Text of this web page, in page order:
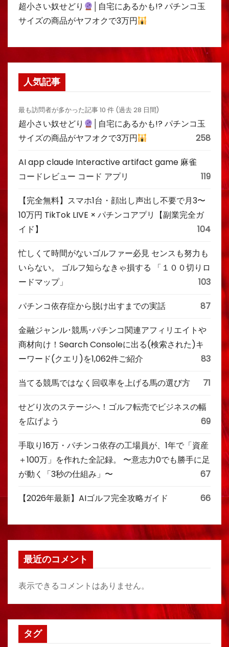
超小さい奴せどり
│自宅にあるかも!? パチンコ玉
サイズの商品がヤフオクで3万円
人気記事
最も訪問者が多かった記事 10 件 (過去 28 日間)
超小さい奴せどり
│自宅にあるかも!? パチンコ玉
サイズの商品がヤフオクで3万円
258
AI app claude Interactive artifact game 麻雀
コードレビュー コード アプリ
119
【完全無料】スマホ1台・顔出し声出し不要で月3〜
10万円 TikTok LIVE × パチンコアプリ【副業完全ガ
イド】
104
忙しくて時間がないゴルファー必見 センスも努力も
いらない。 ゴルフ知らなきゃ損する 「１００切りロ
ードマップ」
103
パチンコ依存症から脱け出すまでの実話 87
金融ジャンル･競馬･パチンコ関連アフィリエイトや
商材向け！Search Consoleに出る(検索された)キ
ーワード(クエリ)を1,062件ご紹介
83
当てる競馬ではなく回収率を上げる馬の選び方 71
せどり次のステージへ！ゴルフ転売でビジネスの幅
を広げよう
69
手取り16万・パチンコ依存の工場員が、1年で「資産
＋100万」を作れた全記録。 〜意志力0でも勝手に足
が動く「3秒の仕組み」〜
67
【2026年最新】AIゴルフ完全攻略ガイド 66
最近のコメント
表示できるコメントはありません。
タグ